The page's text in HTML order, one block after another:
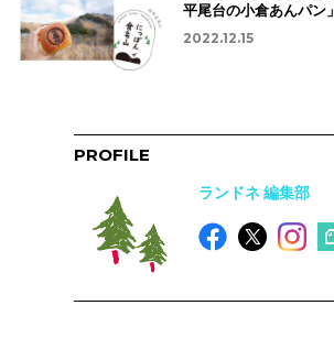
平尾台の小倉あんパン」
2022.12.15
PROFILE
ランドネ 編集部